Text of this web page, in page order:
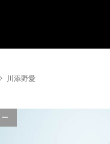
川添野愛